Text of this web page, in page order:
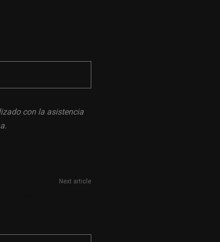
con la asistencia
Next article